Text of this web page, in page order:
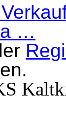
…